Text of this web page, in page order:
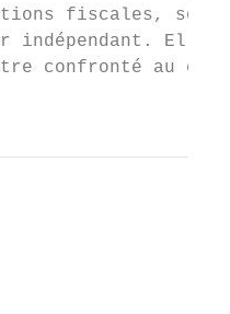
fiscales,
Elle
confronté au